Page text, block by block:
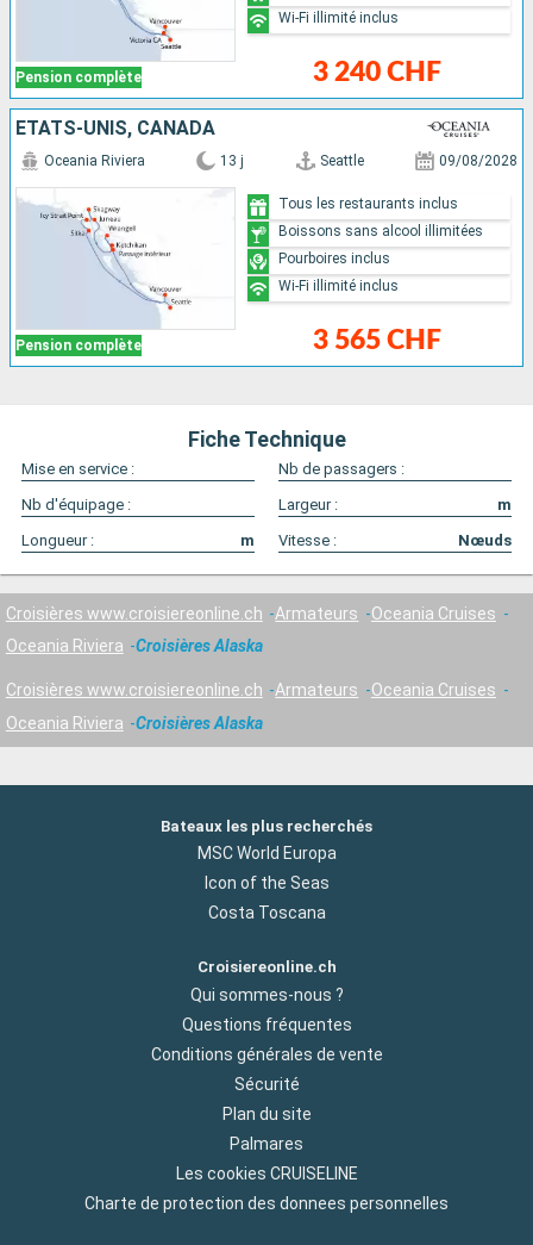
Pension complète 3 240 CHF
Wi-Fi illimité inclus
ÉTATS-UNIS, CANADA
Pension complète
Oceania Riviera 13 j Seattle 09/08/2028
3 565 CHF
Tous les restaurants inclus
Boissons sans alcool illimitées
Pourboires inclus
Wi-Fi illimité inclus
Fiche Technique
Mise en service :
Nb de passagers :
Nb d'équipage :
Largeur :
m
Longueur :
m Vitesse : Nœuds
Croisières www.croisiereonline.ch Armateurs
Oceania Cruises
Oceania Riviera
Croisières Alaska
Croisières www.croisiereonline.ch Armateurs
Oceania Cruises
Oceania Riviera
Croisières Alaska
Bateaux les plus recherchés
MSC World Europa
Icon of the Seas
Costa Toscana
Croisiereonline.ch
Qui sommes-nous ?
Questions fréquentes
Conditions générales de vente
Sécurité
Plan du site
Palmares
Les cookies CRUISELINE
Charte de protection des donnees personnelles